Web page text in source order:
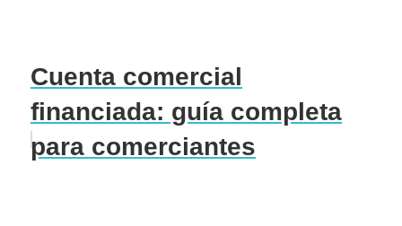
Cuenta comercial
financiada: guía completa
para comerciantes